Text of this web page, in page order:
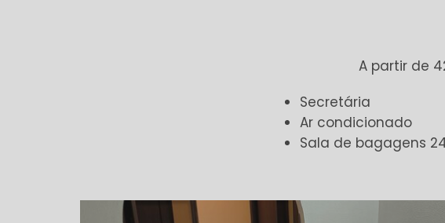
A partir de
Secretária
Ar condicionado
Sala de bagagens